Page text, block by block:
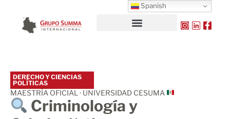
DERECHO Y CIENCIAS
POLÍTICAS
MAESTRÍA OFICIAL · UNIVERSIDAD CESUMA
Criminología y
Spanish